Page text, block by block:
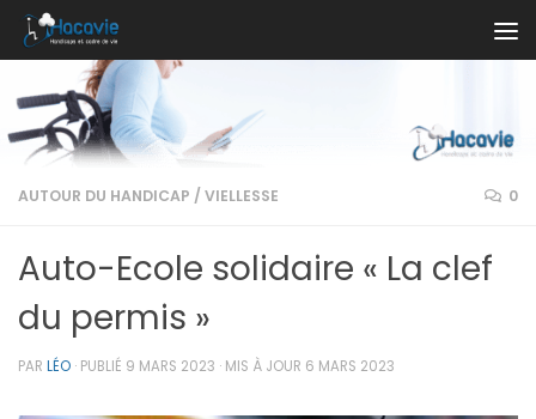
Au dessous du contenu
AUTOUR DU HANDICAP / VIELLESSE 0
Auto-Ecole solidaire « La clef
du permis »
PAR LÉO · PUBLIÉ 9 MARS 2023 · MIS À JOUR 6 MARS 2023